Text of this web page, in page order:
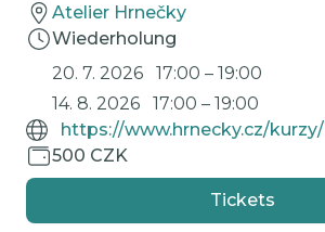
Atelier Hrnečky
Wiederholung
20. 7. 2026
17:00 – 19:00
14. 8. 2026
17:00 – 19:00
https://www.hrnecky.cz/kurzy/
500 CZK
Tickets